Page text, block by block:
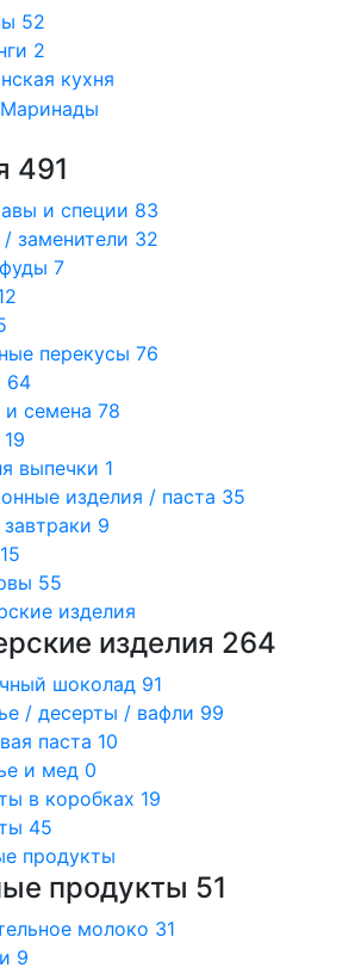
52
2
кухня
491
и специи 83
заменители 32
7
перекусы 76
64
семена 78
19
выпечки 1
изделия / паста 35
9
15
55
изделия
изделия 264
шоколад 91
/ десерты / вафли 99
паста 10
и мед 0
в коробках 19
45
продукты
продукты 51
молоко 31
9